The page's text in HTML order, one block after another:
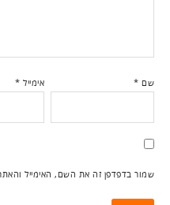
שם * אימייל *
שמור בדפדפן זה את השם, האימייל